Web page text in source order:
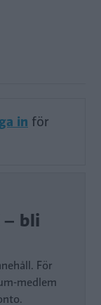
in för
– bli
För
medlem